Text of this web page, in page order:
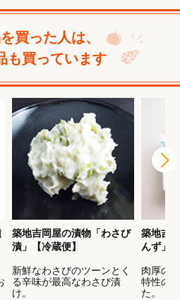
買った人は、
も買っています
築地吉岡屋の漬物「わさび
漬」【冷蔵便】
新鮮なわさびのツーンとく
る辛味が最高なわさび漬
け。
築地吉
んず」
肉厚の
特性の
た。